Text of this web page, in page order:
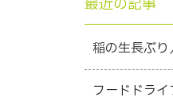
最近の記事
稲の生長ぶり
フードドラ